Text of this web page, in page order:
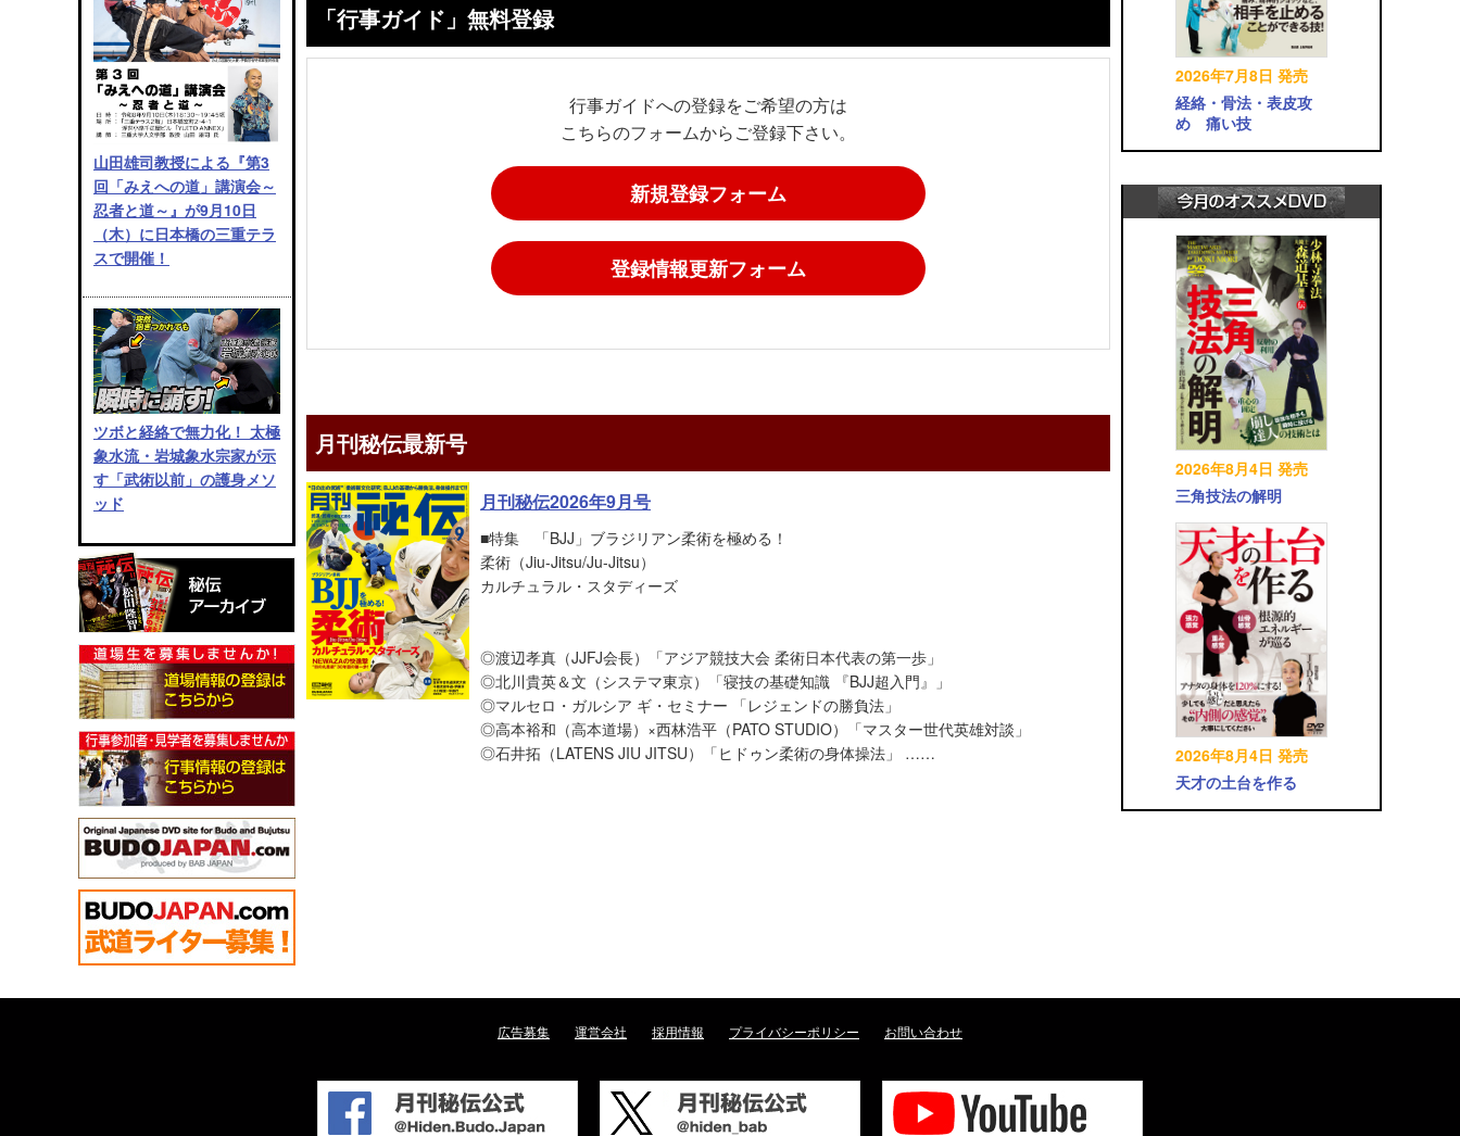
山田雄司教授による『第3
回「みえへの道」講演会～
忍者と道～』が9月10日
（木）に日本橋の三重テラ
スで開催！
ツボと経絡で無力化！ 太極
象水流・岩城象水宗家が示
す「武術以前」の護身メソ
ッド
「行事ガイド」無料登録
行事ガイドへの登録をご希望の方は
こちらのフォームからご登録下さい。
新規登録フォーム
登録情報更新フォーム
月刊秘伝最新号
月刊秘伝2026年9月号
■特集 「BJJ」ブラジリアン柔術を極める！
柔術（Jiu-Jitsu/Ju-Jitsu）
カルチュラル・スタディーズ
◎渡辺孝真（JJFJ会長）「アジア競技大会 柔術日本代表の第一歩」
◎北川貴英＆文（システマ東京）「寝技の基礎知識 『BJJ超入門』」
◎マルセロ・ガルシア ギ・セミナー 「レジェンドの勝負法」
◎高本裕和（高本道場）×西林浩平（PATO STUDIO）「マスター世代英雄対談」
◎石井拓（LATENS JIU JITSU）「ヒドゥン柔術の身体操法」 ……
2026年7月8日 発売
経絡・骨法・表皮攻
め 痛い技
2026年8月4日 発売
三角技法の解明
2026年8月4日 発売
天才の土台を作る
広告募集 運営会社 採用情報 プライバシーポリシー お問い合わせ